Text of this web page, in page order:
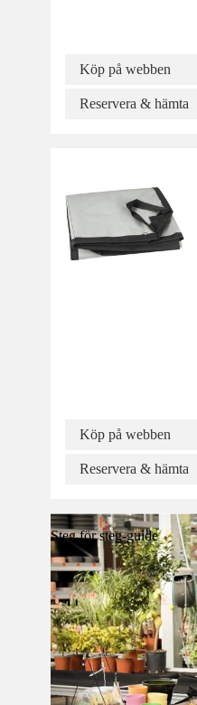
Köp på webben
Reservera & hämta
Köp på webben
Reservera & hämta
Steg för steg-guide